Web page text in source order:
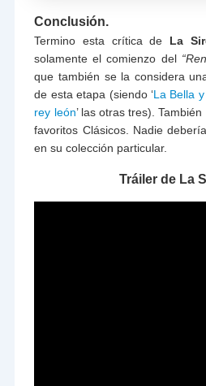
Conclusión.
Termino esta crítica de La
solamente el comienzo del
que también se la considera
de esta etapa (siendo ‘La Bella
rey león’ las otras tres).
favoritos Clásicos. Nadie
en su colección particular.
Tráiler de La